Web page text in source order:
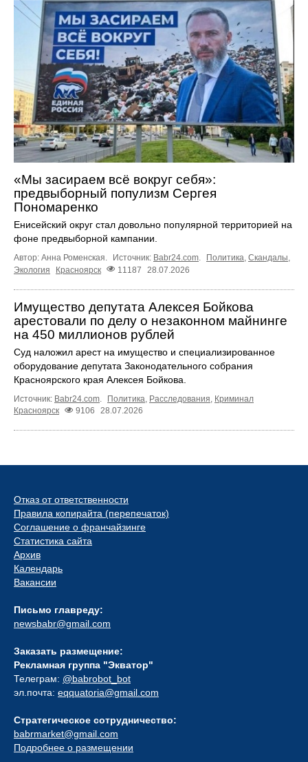
«Мы засираем всё вокруг себя»:
предвыборный популизм Сергея
Пономаренко
Енисейский округ стал довольно популярной территорией на
фоне предвыборной кампании.
Автор: Анна Роменская. Источник: Babr24.com. Политика, Скандалы,
Экология
Красноярск 11187 28.07.2026
Имущество депутата Алексея Бойкова
арестовали по делу о незаконном майнинге
на 450 миллионов рублей
Суд наложил арест на имущество и специализированное
оборудование депутата Законодательного собрания
Красноярского края Алексея Бойкова.
Источник: Babr24.com Политика Расследования Криминал
Красноярск
9106 28.07.2026
Отказ от ответственности
Правила копирайта (перепечаток)
Соглашение о франчайзинге
Статистика сайта
Архив
Календарь
Вакансии
Письмо главреду:
newsbabr@gmail.com
Заказать размещение:
Рекламная группа "Экватор"
Телеграм: @babrobot_bot
эл.почта: eqquatoria@gmail.com
Стратегическое сотрудничество:
babrmarket@gmail.com
Подробнее о размещении